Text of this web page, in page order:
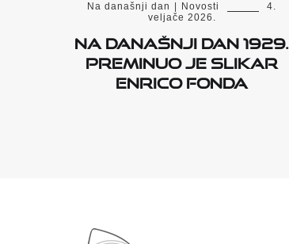
Na današnji dan Novosti
4.
veljače 2026.
Na današnji dan 1929.
preminuo je slikar
Enrico Fonda